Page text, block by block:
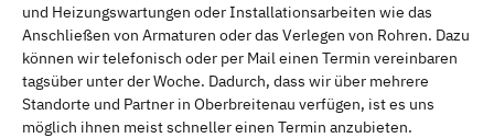
und Heizungswartungen oder Installationsarbeiten wie das
Anschließen von Armaturen oder das Verlegen von Rohren. Dazu
können wir telefonisch oder per Mail einen Termin vereinbaren
tagsüber unter der Woche. Dadurch, dass wir über mehrere
Standorte und Partner in Oberbreitenau verfügen, ist es uns
möglich ihnen meist schneller einen Termin anzubieten.